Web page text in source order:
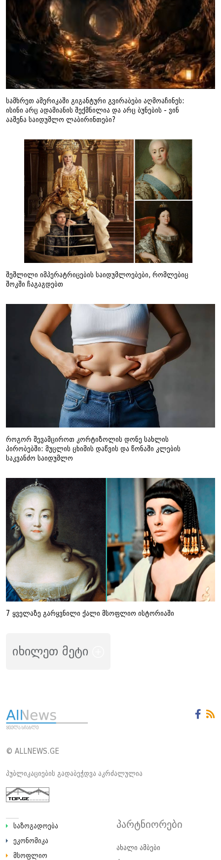
სამხრეთ ამერიკაში გიგანტური გვირაბები აღმოაჩინეს:
ისინი არც ადამიანის შექმნილია და არც ბუნების - ვინ
ააშენა საიდუმლო ლაბირინთები?
შეშლილი იმპერატრიცების საიდუმლოებები, რომლებიც
შოკში ჩაგაგდებთ
როგორ შევამციროთ კორტიზოლის დონე სახლის
პირობებში: მუცლის ცხიმის დაწვის და წონაში კლების
საკვანძო საიდუმლო
7 ყველაზე გარყვნილი ქალი მსოფლიო ისტორიაში
იხილეთ მეტი
© ALLNEWS.GE
პუბლიკაციების გადაბეჭდვა აკრძალულია
საზოგადოება
ეკონომიკა
მსოფლიო
პარტნიორები
ახალი ამბები